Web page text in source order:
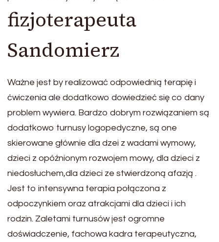
fizjoterapeuta
Sandomierz
Ważne jest by realizować odpowiednią terapię i
ćwiczenia ale dodatkowo dowiedzieć się co dany
problem wywiera. Bardzo dobrym rozwiązaniem są
dodatkowo turnusy logopedyczne, są one
skierowane głównie dla dzei z wadami wymowy,
dzieci z opóźnionym rozwojem mowy, dla dzieci z
niedosłuchem,dla dzieci ze stwierdzoną afazją .
Jest to intensywna terapia połączona z
odpoczynkiem oraz atrakcjami dla dzieci i ich
rodzin. Zaletami turnusów jest ogromne
doświadczenie, fachowa kadra terapeutyczna,